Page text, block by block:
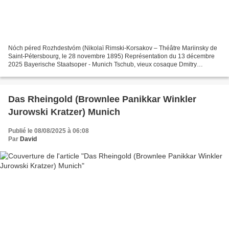
Nóch péred Rozhdestvóm (Nikolaï Rimski-Korsakov – Théâtre Mariinsky de
Saint-Pétersbourg, le 28 novembre 1895) Représentation du 13 décembre
2025 Bayerische Staatsoper - Munich Tschub, vieux cosaque Dmitry
Das Rheingold (Brownlee Panikkar Winkler
Jurowski Kratzer) Munich
Publié le 08/08/2025 à 06:08
Par David